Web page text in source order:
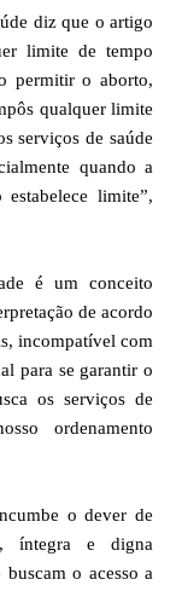
diz que o artigo
limite de tempo
permitir o aborto,
qualquer limite
serviços de saúde
quando a
limite”,
é um conceito
de acordo
incompatível com
para se garantir o
os serviços de
ordenamento
o dever de
íntegra e digna
o acesso a